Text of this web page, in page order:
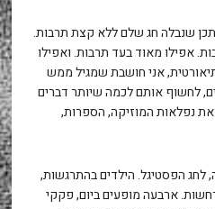
שנבלה חג שלם ללא קצת תרבות.
אפילו מאוד בעד תרבות. ואפילו
אני חושבת שמגיל ממש
לחשוף אותם לכמה שיותר דברים
את נפלאות המוזיקה, הספרות,
לחג הפסטיגל. הילדים בהתרגשות,
ארבעה מופעים ביום, פקקי